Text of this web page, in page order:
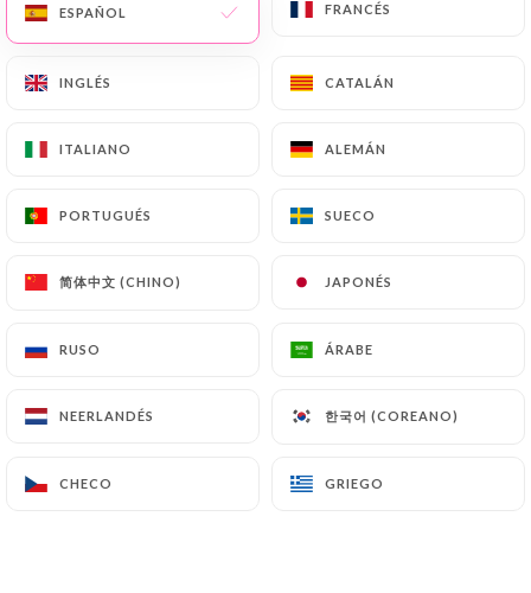
ESPAÑOL FRANCÉS
INGLÉS CATALÁN
ITALIANO ALEMÁN
PORTUGUÉS SUECO
简体中文 (CHINO) JAPONÉS
RUSO ÁRABE
NEERLANDÉS 한국어 (COREANO)
CHECO GRIEGO
ESPAÑOL FRANCÉS
INGLÉS CATALÁN
ITALIANO ALEMÁN
PORTUGUÉS SUECO
简体中文 (CHINO) JAPONÉS
RUSO ÁRABE
NEERLANDÉS 한국어 (COREANO)
CHECO GRIEGO